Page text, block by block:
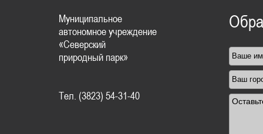
Муниципальное
автономное учреждение
«Северский
природный парк»
Тел. (3823) 54-31-40